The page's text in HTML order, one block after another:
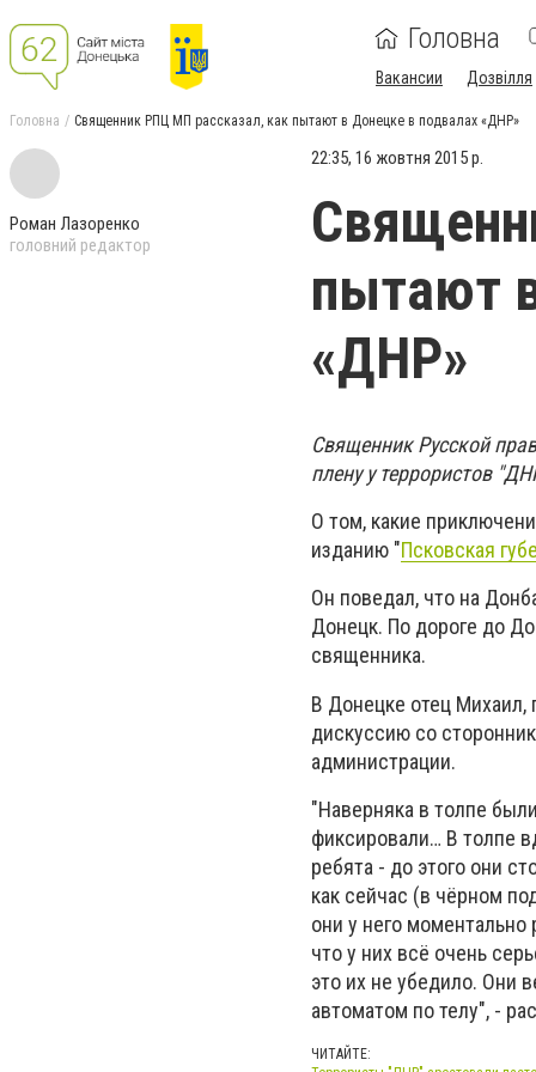
Головна
Вакансии Дозвілля
Головна Священник РПЦ МП рассказал, как пытают в Донецке в подвалах «ДНР»
Роман Лазоренко
головний редактор
22:35, 16 жовтня 2015 р.
пытают
«ДНР»
Священник Русской
плену у террористов
О том, какие
изданию "Псковская
Он поведал, что на
Донецк. По дороге до
священника.
В Донецке отец Михаил,
дискуссию со
администрации.
"Наверняка в толпе
фиксировали… В толпе
ребята - до этого они
как сейчас (в чёрном
они у него
что у них всё очень
это их не убедило. Они
автоматом по телу", -
ЧИТАЙТЕ: